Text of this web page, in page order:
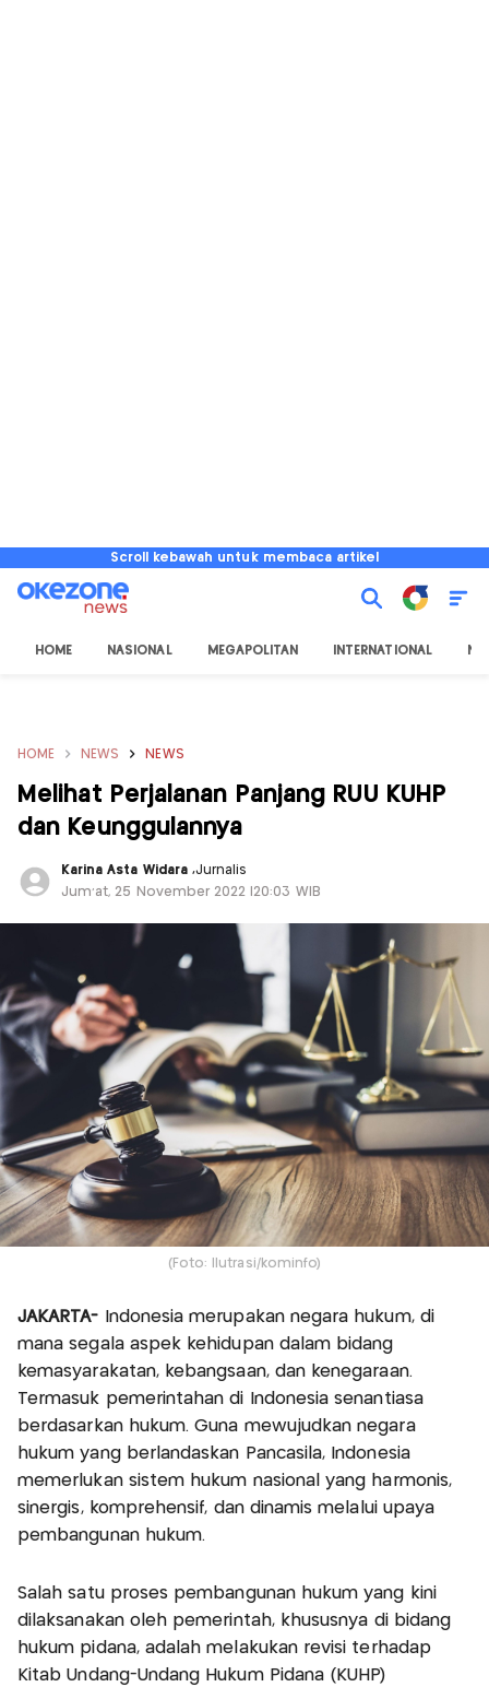
Scroll kebawah untuk membaca artikel
HOME NASIONAL MEGAPOLITAN INTERNATIONAL
HOME NEWS NEWS
Melihat Perjalanan Panjang RUU KUHP
dan Keunggulannya
Karina Asta Widara ,Jurnalis
Jum'at, 25 November 2022 |20:03 WIB
(Foto: Ilutrasi/kominfo)
JAKARTA- Indonesia merupakan negara hukum, di
mana segala aspek kehidupan dalam bidang
kemasyarakatan, kebangsaan, dan kenegaraan.
Termasuk pemerintahan di Indonesia senantiasa
berdasarkan hukum. Guna mewujudkan negara
hukum yang berlandaskan Pancasila, Indonesia
memerlukan sistem hukum nasional yang harmonis,
sinergis, komprehensif, dan dinamis melalui upaya
pembangunan hukum.
Salah satu proses pembangunan hukum yang kini
dilaksanakan oleh pemerintah, khususnya di bidang
hukum pidana, adalah melakukan revisi terhadap
Kitab Undang-Undang Hukum Pidana (KUHP)